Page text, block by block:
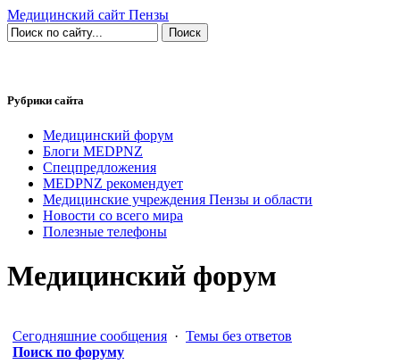
Медицинский сайт Пензы
Рубрики сайта
Медицинский форум
Блоги MEDPNZ
Спецпредложения
MEDPNZ рекомендует
Медицинские учреждения Пензы и области
Новости со всего мира
Полезные телефоны
Медицинский форум
Сегодняшние сообщения · Темы без ответов
Поиск по форуму